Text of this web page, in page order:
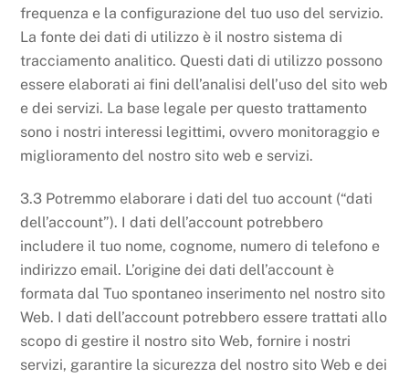
frequenza e la configurazione del tuo uso del servizio.
La fonte dei dati di utilizzo è il nostro sistema di
tracciamento analitico. Questi dati di utilizzo possono
essere elaborati ai fini dell’analisi dell’uso del sito web
e dei servizi. La base legale per questo trattamento
sono i nostri interessi legittimi, ovvero monitoraggio e
miglioramento del nostro sito web e servizi.
3.3 Potremmo elaborare i dati del tuo account (“dati
dell’account”). I dati dell’account potrebbero
includere il tuo nome, cognome, numero di telefono e
indirizzo email. L’origine dei dati dell’account è
formata dal Tuo spontaneo inserimento nel nostro sito
Web. I dati dell’account potrebbero essere trattati allo
scopo di gestire il nostro sito Web, fornire i nostri
servizi, garantire la sicurezza del nostro sito Web e dei